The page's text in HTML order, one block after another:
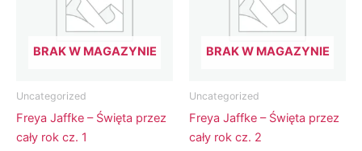
BRAK W MAGAZYNIE
Uncategorized
Freya Jaffke – Święta przez
cały rok cz. 1
BRAK W MAGAZYNIE
Uncategorized
Freya Jaffke – Święta przez
cały rok cz. 2